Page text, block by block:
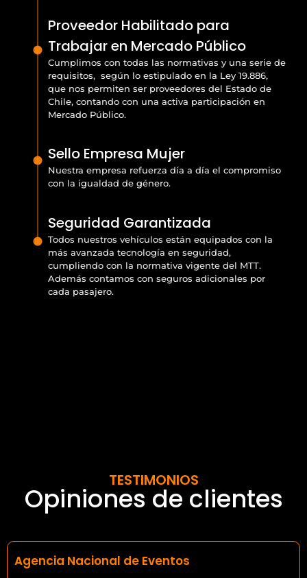
Proveedor Habilitado para
Trabajar en Mercado Público
Cumplimos con todas las normativas y una serie de
requisitos, según lo estipulado en la Ley 19.886,
que nos permiten ser proveedores del Estado de
Chile, contando con una activa participación en
Mercado Público.
Sello Empresa Mujer
Nuestra empresa refuerza día a día el compromiso
con la igualdad de género.
Seguridad Garantizada
Todos nuestros vehículos están equipados con la
más avanzada tecnología en seguridad,
cumpliendo con la normativa vigente del MTT.
Además contamos con seguros adicionales por
cada pasajero.
TESTIMONIOS
Opiniones de clientes
Agencia Nacional de Eventos